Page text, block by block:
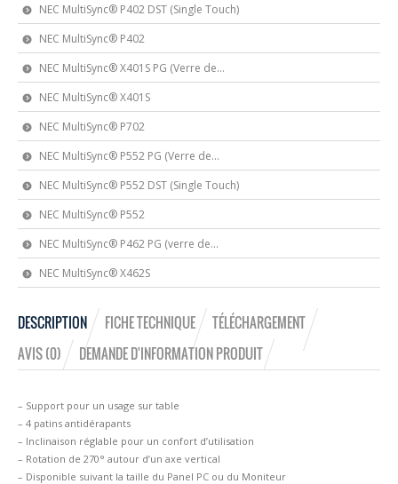
NEC MultiSync® P402 DST (Single Touch)
NEC MultiSync® P402
NEC MultiSync® X401S PG (Verre de...
NEC MultiSync® X401S
NEC MultiSync® P702
NEC MultiSync® P552 PG (Verre de...
NEC MultiSync® P552 DST (Single Touch)
NEC MultiSync® P552
NEC MultiSync® P462 PG (verre de...
NEC MultiSync® X462S
DESCRIPTION FICHE TECHNIQUE
TÉLÉCHARGEMENT
AVIS (0)
DEMANDE D'INFORMATION PRODUIT
– Support pour un usage sur table
– 4 patins antidérapants
– Inclinaison réglable pour un confort d’utilisation
– Rotation de 270° autour d’un axe vertical
– Disponible suivant la taille du Panel PC ou du Moniteur